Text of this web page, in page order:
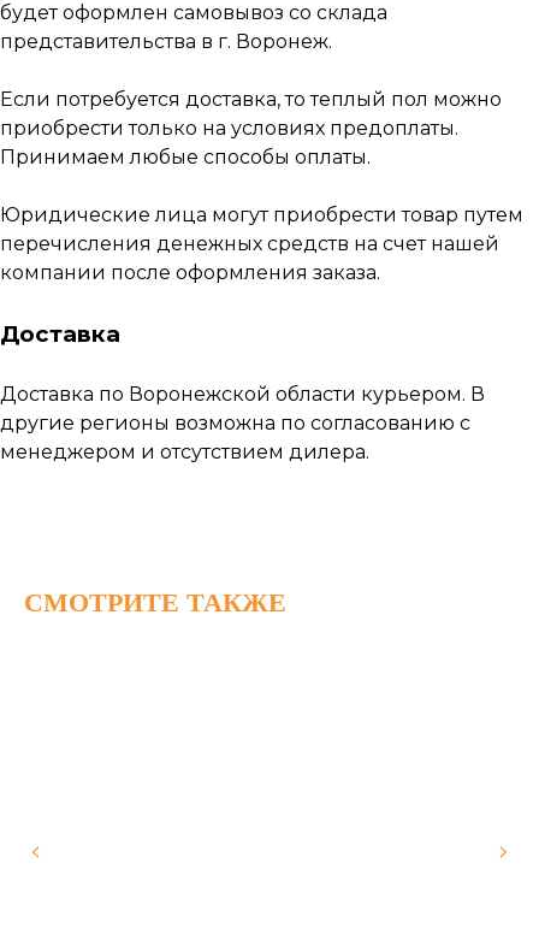
будет оформлен самовывоз со склада
представительства в г. Воронеж.
Если потребуется доставка, то теплый пол можно
приобрести только на условиях предоплаты.
Принимаем любые способы оплаты.
Юридические лица могут приобрести товар путем
перечисления денежных средств на счет нашей
компании после оформления заказа.
Доставка
Доставка по Воронежской области курьером. В
другие регионы возможна по согласованию с
менеджером и отсутствием дилера.
СМОТРИТЕ ТАКЖЕ
Наши работы